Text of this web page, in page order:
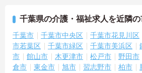
千葉県の介護・福祉求人を近隣
千葉市 千葉市中央区 千葉市花見川区
市若葉区
千葉市緑区 千葉市美浜区
市
館山市 木更津市 松戸市 野田市
倉市
東金市 旭市 習志野市 柏市